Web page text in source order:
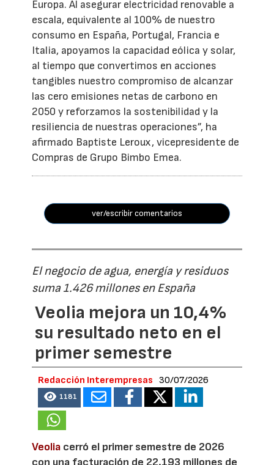
Europa. Al asegurar electricidad renovable a
escala, equivalente al 100% de nuestro
consumo en España, Portugal, Francia e
Italia, apoyamos la capacidad eólica y solar,
al tiempo que convertimos en acciones
tangibles nuestro compromiso de alcanzar
las cero emisiones netas de carbono en
2050 y reforzamos la sostenibilidad y la
resiliencia de nuestras operaciones”, ha
afirmado Baptiste Leroux, vicepresidente de
Compras de Grupo Bimbo Emea.
ver/escribir comentarios
El negocio de agua, energía y residuos
suma 1.426 millones en España
Veolia mejora un 10,4%
su resultado neto en el
primer semestre
Redacción Interempresas 30/07/2026
1181
Veolia cerró el primer semestre de 2026
con una facturación de 22.193 millones de